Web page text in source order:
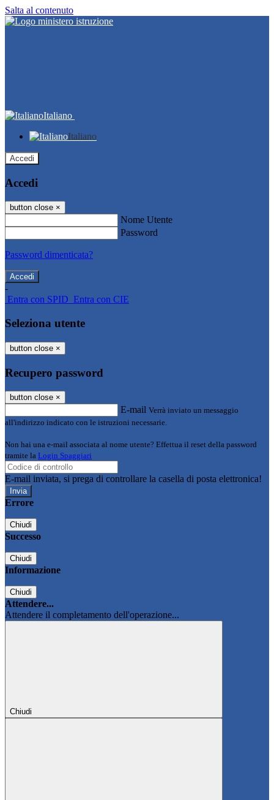
Salta al contenuto
Italiano
Italiano
Accedi
Accedi
button close ×
Nome Utente
Password
Password dimenticata?
-
Entra con SPID Entra con CIE
Seleziona utente
button close ×
Recupero password
button close ×
E-mail Verrà inviato un messaggio
all'indirizzo indicato con le istruzioni necessarie.
Non hai una e-mail associata al nome utente? Effettua il reset della password
tramite la Login Spaggiari
E-mail inviata, si prega di controllare la casella di posta elettronica!
Errore
Chiudi
Successo
Chiudi
Informazione
Chiudi
Attendere...
Attendere il completamento dell'operazione...
Chiudi